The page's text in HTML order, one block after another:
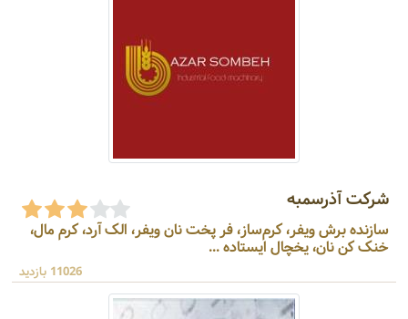
شرکت آذرسمبه
سازنده برش ویفر، کرم‌ساز، فر پخت نان ویفر، الک آرد، کرم مال،
خنک کن نان، یخچال ایستاده ...
11026 بازدید